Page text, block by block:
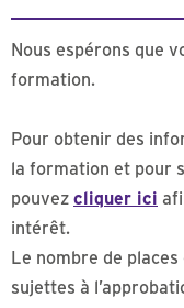
Nous espérons que
formation.
Pour obtenir des
la formation et pour
pouvez cliquer ici
intérêt.
Le nombre de
sujettes à